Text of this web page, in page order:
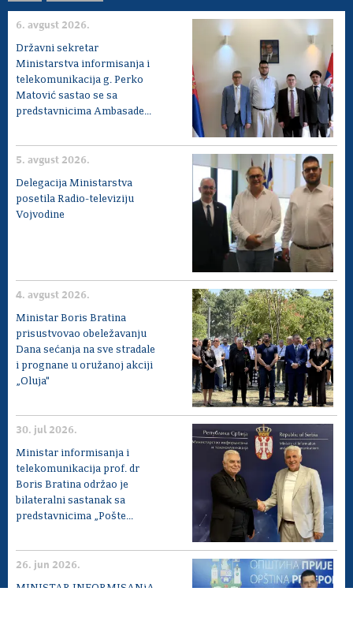
6. avgust 2026.
Državni sekretar
Ministarstva informisanja i
telekomunikacija g. Perko
Matović sastao se sa
predstavnicima Ambasade...
5. avgust 2026.
Delegacija Ministarstva
posetila Radio-televiziju
Vojvodine
4. avgust 2026.
Ministar Boris Bratina
prisustvovao obeležavanju
Dana sećanja na sve stradale
i prognane u oružanoj akciji
„Oluja"
30. jul 2026.
Ministar informisanja i
telekomunikacija prof. dr
Boris Bratina održao je
bilateralni sastanak sa
predstavnicima „Pošte...
26. jun 2026.
MINISTAR INFORMISANjA